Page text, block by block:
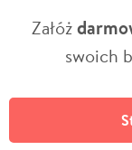
Załóż
swoich